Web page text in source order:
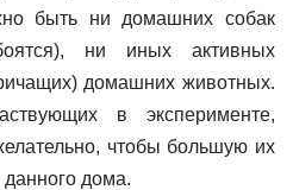
быть ни домашних собак
ни иных активных
домашних животных.
в эксперименте,
чтобы большую их
данного дома.